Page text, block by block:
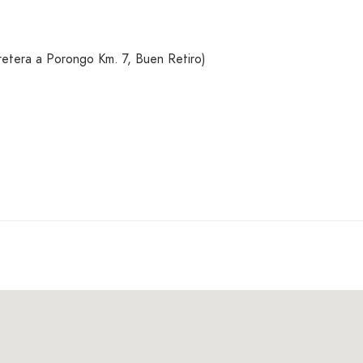
a Porongo Km. 7, Buen Retiro)